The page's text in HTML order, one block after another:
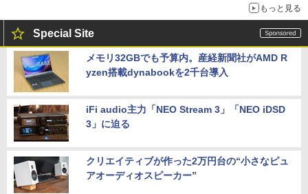
もっと見る
Special Site
メモリ32GBでも予算内。産経新聞社がAMD R
yzen搭載dynabookを2千台導入
iFi audio主力「NEO Stream 3」「NEO iDSD
3」に迫る
クリエイティブが作った2万円台の“小さなピュ
アオーディオスピーカー”